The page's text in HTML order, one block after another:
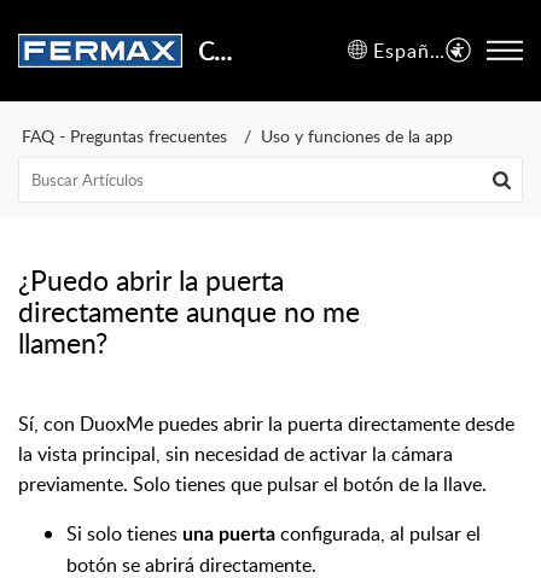
Centro de Soporte Español (España)
FAQ - Preguntas frecuentes Uso y funciones de la app
¿Puedo abrir la puerta
directamente aunque no me
llamen?
Sí, con DuoxMe puedes abrir la puerta directamente desde
la vista principal, sin necesidad de activar la cámara
previamente. Solo tienes que pulsar el botón de la llave.
Si solo tienes una puerta configurada, al pulsar el
botón se abrirá directamente.